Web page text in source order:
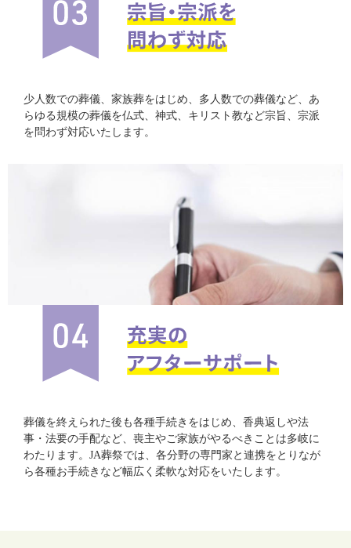
少人数での葬儀、家族葬をはじめ、多人数での葬儀など、あ
らゆる規模の葬儀を仏式、神式、キリスト教など宗旨、宗派
を問わず対応いたします。
葬儀を終えられた後も各種手続きをはじめ、香典返しや法
事・法要の手配など、喪主やご家族がやるべきことは多岐に
わたります。JA葬祭では、各分野の専門家と連携をとりなが
ら各種お手続きなど幅広く柔軟な対応をいたします。